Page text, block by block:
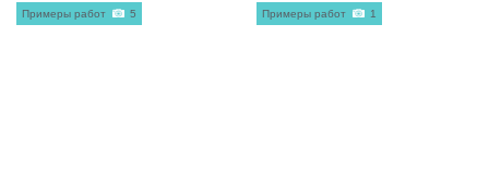
Примеры работ 5 Примеры работ 1